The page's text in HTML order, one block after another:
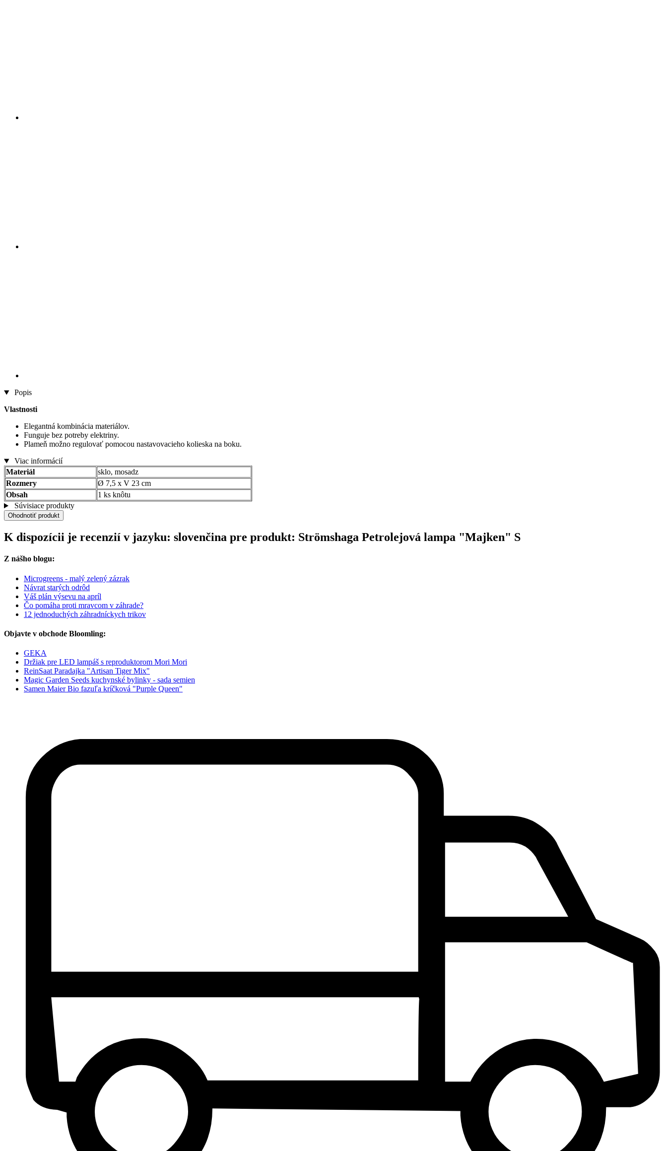
Popis
Vlastnosti
Elegantná kombinácia materiálov.
Funguje bez potreby elektriny.
Plameň možno regulovať pomocou nastavovacieho kolieska na boku.
Viac informácií
Materiál
sklo, mosadz
Rozmery
Ø 7,5 x V 23 cm
Obsah
1 ks knôtu
Súvisiace produkty
Ohodnotiť produkt
K dispozícii je recenzií v jazyku: slovenčina pre produkt: Strömshaga Petrolejová lampa "Majken" S
Z nášho blogu:
Microgreens - malý zelený zázrak
Návrat starých odrôd
Váš plán výsevu na apríl
Čo pomáha proti mravcom v záhrade?
12 jednoduchých záhradníckych trikov
Objavte v obchode Bloomling:
GEKA
Držiak pre LED lampáš s reproduktorom Mori Mori
ReinSaat Paradajka "Artisan Tiger Mix"
Magic Garden Seeds kuchynské bylinky - sada semien
Samen Maier Bio fazuľa kríčková "Purple Queen"